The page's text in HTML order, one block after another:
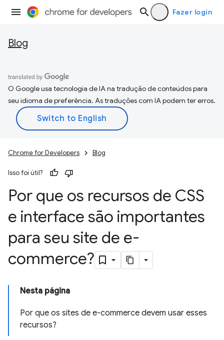
Fazer login
Blog
O Google usa tecnologia de IA na tradução de conteúdos para
seu idioma de preferência. As traduções com IA podem ter erros.
Chrome for Developers Blog
Isso foi útil?
Por que os recursos de CSS
e interface são importantes
para seu site de e-
commerce?
Nesta página
Por que os sites de e-commerce devem usar esses
recursos?